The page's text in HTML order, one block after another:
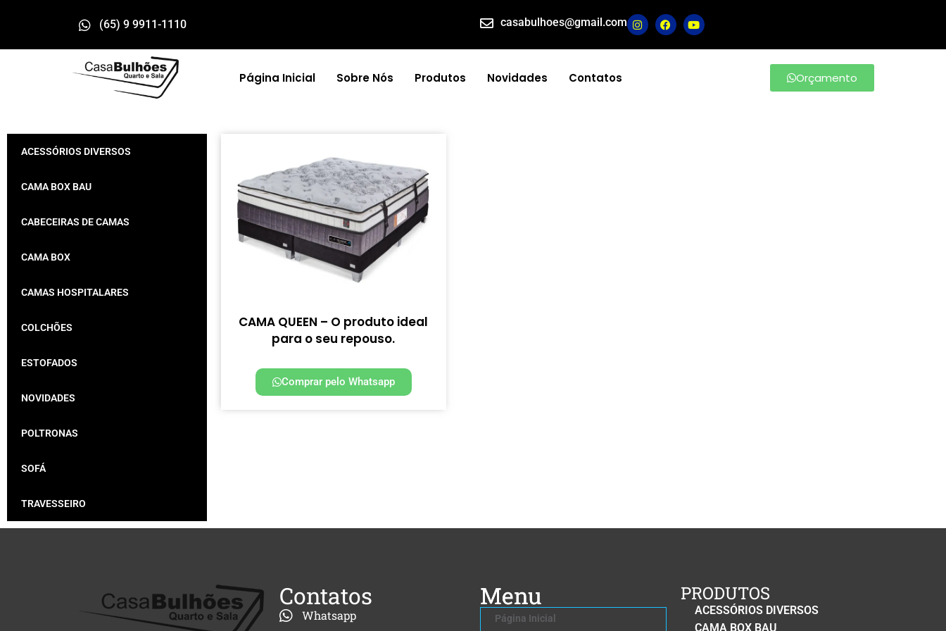
(65) 9 9911-1110 casabulhoes@gmail.com
Página Inicial Sobre Nós Produtos Novidades Contatos Orçamento
ACESSÓRIOS DIVERSOS
CAMA BOX BAU
CABECEIRAS DE CAMAS
CAMA BOX
CAMAS HOSPITALARES
COLCHÕES
ESTOFADOS
NOVIDADES
POLTRONAS
SOFÁ
TRAVESSEIRO
CAMA QUEEN – O produto ideal
para o seu repouso.
Comprar pelo Whatsapp
Contatos
Whatsapp
Menu
Página Inicial
PRODUTOS
ACESSÓRIOS DIVERSOS
CAMA BOX BAU